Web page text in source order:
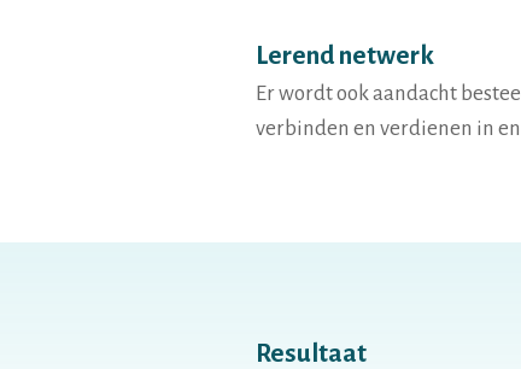
Lerend netwerk
Er wordt ook aandacht
verbinden en verdienen in
Resultaat